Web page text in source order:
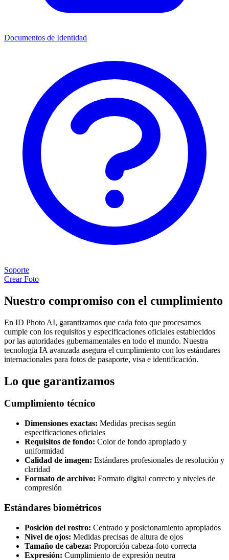
Documentos de Identidad
Soporte
Crear Foto
Nuestro compromiso con el cumplimiento
En ID Photo AI, garantizamos que cada foto que procesamos
cumple con los requisitos y especificaciones oficiales establecidos
por las autoridades gubernamentales en todo el mundo. Nuestra
tecnología IA avanzada asegura el cumplimiento con los estándares
internacionales para fotos de pasaporte, visa e identificación.
Lo que garantizamos
Cumplimiento técnico
Dimensiones exactas: Medidas precisas según
especificaciones oficiales
Requisitos de fondo: Color de fondo apropiado y
uniformidad
Calidad de imagen: Estándares profesionales de resolución y
claridad
Formato de archivo: Formato digital correcto y niveles de
compresión
Estándares biométricos
Posición del rostro: Centrado y posicionamiento apropiados
Nivel de ojos: Medidas precisas de altura de ojos
Tamaño de cabeza: Proporción cabeza-foto correcta
Expresión: Cumplimiento de expresión neutra